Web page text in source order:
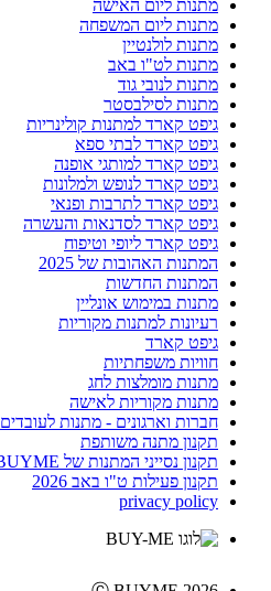
מתנות ליום האישה
מתנות ליום המשפחה
מתנות לולנטיין
מתנות לט"ו באב
מתנות לנובי גוד
מתנות לסילבסטר
גיפט קארד למתנות קולינריות
גיפט קארד לבתי ספא
גיפט קארד למותגי אופנה
גיפט קארד לנופש ולמלונות
גיפט קארד לתרבות ופנאי
גיפט קארד לסדנאות והעשרה
גיפט קארד ליופי וטיפוח
המתנות האהובות של 2025
המתנות החדשות
מתנות במימוש אונליין
רעיונות למתנות מקוריות
גיפט קארד
חוויות משפחתיות
מתנות מומלצות לחג
מתנות מקוריות לאישה
חברות וארגונים - מתנות לעובדים
תקנון מתנה משותפת
תקנון נסייני המתנות של BUYME
תקנון פעילות ט"ו באב 2026
privacy policy